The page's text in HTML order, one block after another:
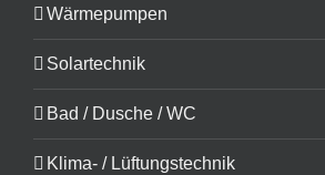
Wärmepumpen
Solartechnik
Bad / Dusche / WC
Klima- / Lüftungstechnik